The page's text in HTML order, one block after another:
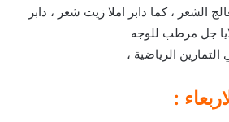
الشعر ، كما دابر املا زيت شعر ، دابر
جل مرطب للوجه
الرياضية ،
: